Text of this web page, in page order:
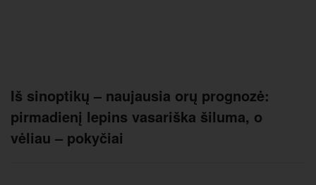
Iš sinoptikų – naujausia orų prognozė:
pirmadienį lepins vasariška šiluma, o
vėliau – pokyčiai